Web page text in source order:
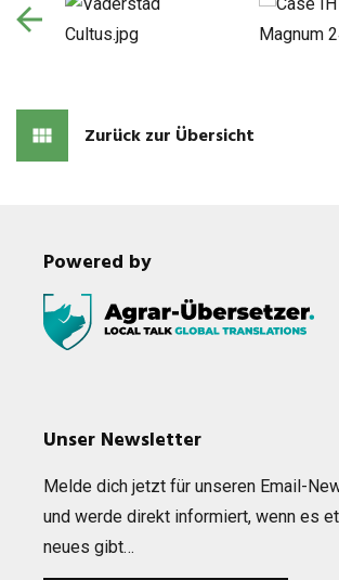
Zurück zur Übersicht
Powered by
Unser Newsletter
Melde dich jetzt für unse­ren Email-
und werde direkt infor­miert, wenn es
neues gibt…